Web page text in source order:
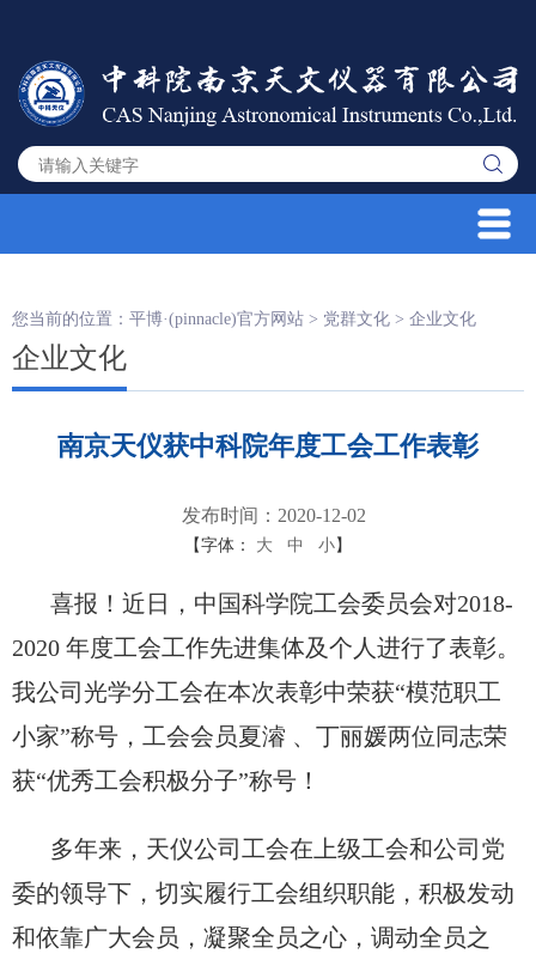
您当前的位置： 平博·(pinnacle)官方网站 > 党群文化 > 企业文化
企业文化
南京天仪获中科院年度工会工作表彰
发布时间：2020-12-02
【字体： 大 中 小】
喜报！近日，中国科学院工会委员会对2018-
2020 年度工会工作先进集体及个人进行了表彰。
我公司光学分工会在本次表彰中荣获“模范职工
小家”称号，工会会员夏濬 、丁丽媛两位同志荣
获“优秀工会积极分子”称号！
多年来，天仪公司工会在上级工会和公司党
委的领导下，切实履行工会组织职能，积极发动
和依靠广大会员，凝聚全员之心，调动全员之